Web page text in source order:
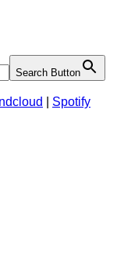
Search Button
Spotify